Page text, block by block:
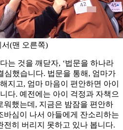
(맨 오른쪽)
는 것을 깨닫자, ‘법문을 하나라
심했습니다. 법문을 통해, 엄마가
지고, 엄마 마음이 편안하면 아이
다. 예전에는 아이 걱정과 자책으
워했는데, 지금은 밤잠을 편안하
바심이 나서 아들에게 잔소리하는
전히 버리지 못하고 있나 봅니다.